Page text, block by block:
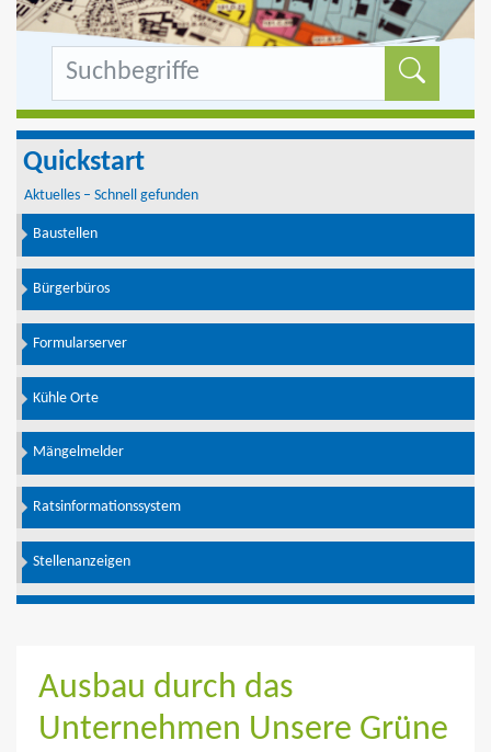
Quickstart
Aktuelles – Schnell gefunden
Baustellen
Bürgerbüros
Formularserver
Kühle Orte
Mängelmelder
Ratsinformationssystem
Stellenanzeigen
Ausbau durch das
Unternehmen Unsere Grüne